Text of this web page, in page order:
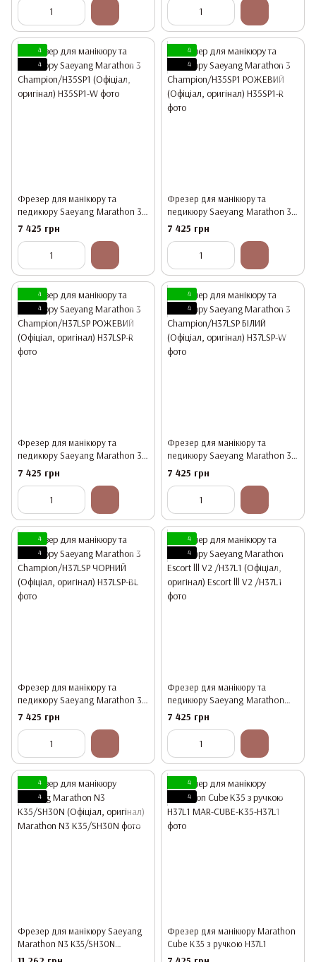
4
4
Фрезер для манікюру та
педикюру Saeyang Marathon 3
Champion/H35SP1 (Офіціал,
оригінал)
7 425 грн
4
4
Фрезер для манікюру та
педикюру Saeyang Marathon 3
Champion/H35SP1 РОЖЕВИЙ
(Офіціал, оригінал)
7 425 грн
4
4
Фрезер для манікюру та
педикюру Saeyang Marathon 3
Champion/H37LSP РОЖЕВИЙ
(Офіціал, оригінал)
7 425 грн
4
4
Фрезер для манікюру та
педикюру Saeyang Marathon 3
Champion/H37LSP БІЛИЙ
(Офіціал, оригінал)
7 425 грн
4
4
Фрезер для манікюру та
педикюру Saeyang Marathon 3
Champion/H37LSP ЧОРНИЙ
(Офіціал, оригінал)
7 425 грн
4
4
Фрезер для манікюру та
педикюру Saeyang Marathon
Escort lll V2 /H37L1 (Офіціал,
оригінал)
7 425 грн
4
4
Фрезер для манікюру Saeyang
Marathon N3 K35/SH30N
(Офіціал, оригінал)
4
4
Фрезер для манікюру Marathon
Cube К35 з ручкою H37L1